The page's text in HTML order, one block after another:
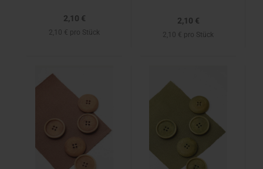
2,10 €
2,10 € pro Stück
2,10 €
2,10 € pro Stück